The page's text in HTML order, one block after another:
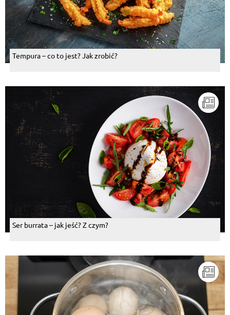
Tempura – co to jest? Jak zrobić?
Ser burrata – jak jeść? Z czym?